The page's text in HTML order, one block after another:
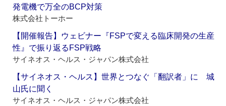
発電機で万全のBCP対策
株式会社トーホー
【開催報告】ウェビナー『FSPで変える臨床開発の生産
性』で振り返るFSP戦略
サイネオス・ヘルス・ジャパン株式会社
【サイネオス・ヘルス】世界とつなぐ「翻訳者」に 城
山氏に聞く
サイネオス・ヘルス・ジャパン株式会社